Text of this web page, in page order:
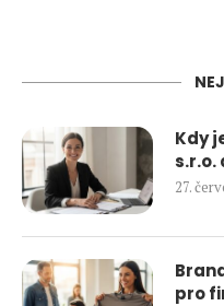
Kdy
s.r.o.
27.
pro